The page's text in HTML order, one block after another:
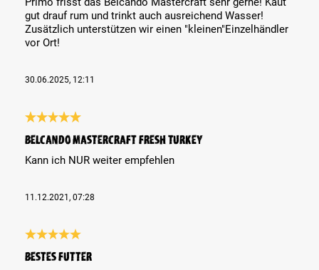
gut drauf rum und trinkt auch ausreichend Wasser!
Zusätzlich unterstützen wir einen "kleinen"Einzelhändler
vor Ort!
30.06.2025, 12:11
BELCANDO MASTERCRAFT Fresh Turkey
Kann ich NUR weiter empfehlen
11.12.2021, 07:28
Bestes Futter